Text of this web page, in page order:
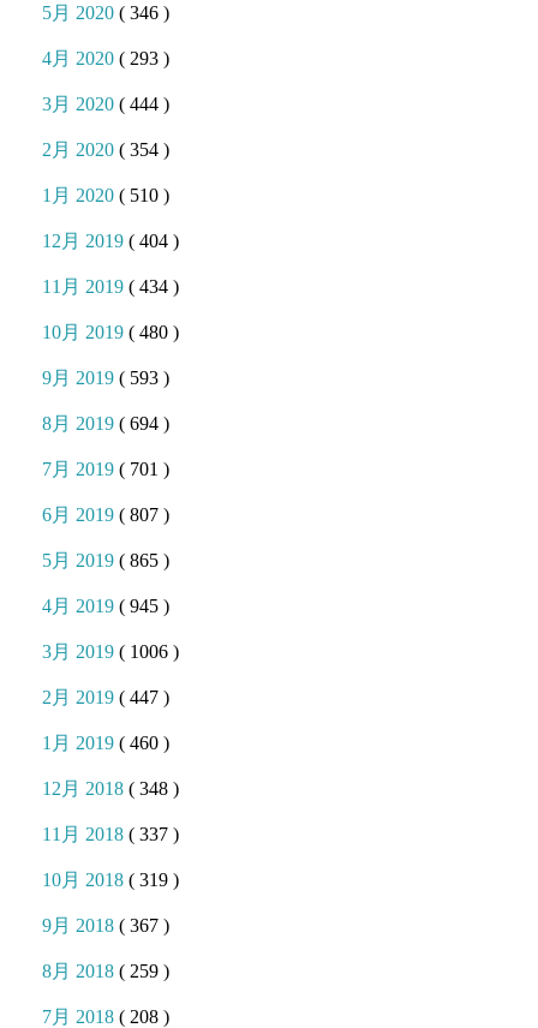
5月 2020( 346 )
4月 2020( 293 )
3月 2020( 444 )
2月 2020( 354 )
1月 2020( 510 )
12月 2019( 404 )
11月 2019( 434 )
10月 2019( 480 )
9月 2019( 593 )
8月 2019( 694 )
7月 2019( 701 )
6月 2019( 807 )
5月 2019( 865 )
4月 2019( 945 )
3月 2019( 1006 )
2月 2019( 447 )
1月 2019( 460 )
12月 2018( 348 )
11月 2018( 337 )
10月 2018( 319 )
9月 2018( 367 )
8月 2018( 259 )
7月 2018( 208 )